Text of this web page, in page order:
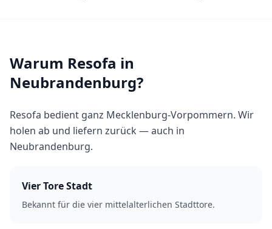
Warum Resofa in
Neubrandenburg?
Resofa bedient ganz Mecklenburg-Vorpommern. Wir
holen ab und liefern zurück — auch in
Neubrandenburg.
Vier Tore Stadt
Bekannt für die vier mittelalterlichen Stadttore.